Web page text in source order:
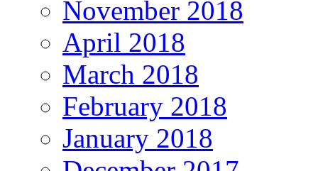
November 2018
April 2018
March 2018
February 2018
January 2018